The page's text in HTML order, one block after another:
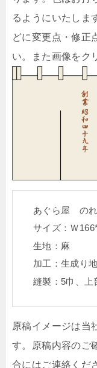
るようにいたしま
どに変更点・修正
い。また画像をク
あぐら屋 の
サイズ：Ｗ
生地：麻
加工：生成り
縫製：5巾、上
原稿イメージは当
す。原稿内容のご
合にはご連絡くだ